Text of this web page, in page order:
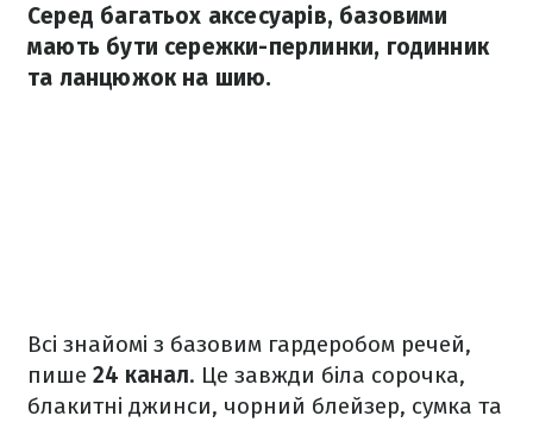
Серед багатьох аксесуарів, базовими
мають бути сережки-перлинки, годинник
та ланцюжок на шию.
Всі знайомі з базовим гардеробом речей,
пише 24 канал. Це завжди біла сорочка,
блакитні джинси, чорний блейзер, сумка та